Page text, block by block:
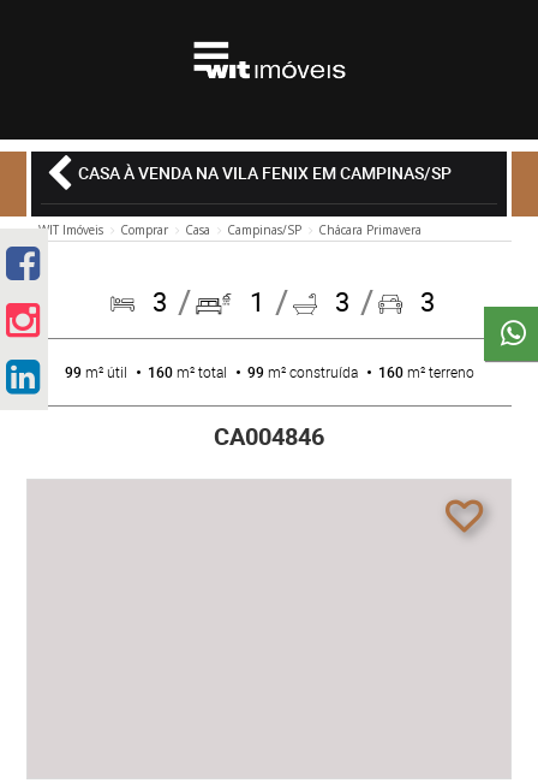
CASA À VENDA NA VILA FENIX EM CAMPINAS/SP
WIT Imóveis Comprar Casa Campinas/SP Chácara Primavera
3 1 3 3
99 m² útil 160m² total 99 m² construída 160m² terreno
CA004846